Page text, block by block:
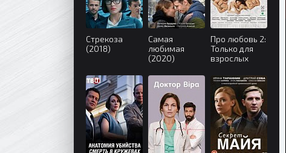
Стрекоза
(2018)
Самая
любимая
(2020)
Про любовь 2:
Только для
взрослых